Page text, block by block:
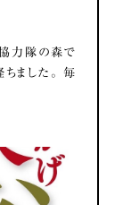
力隊の森で
ました。 毎